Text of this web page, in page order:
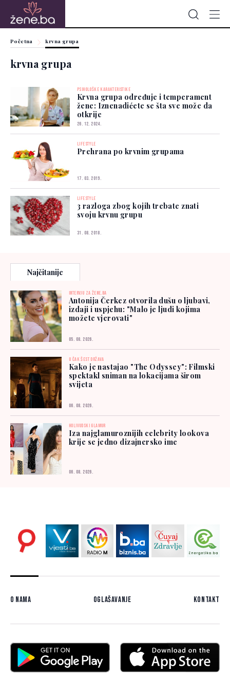
Početna krvna grupa
krvna grupa
PSIHOLOŠKE KARAKTERISTIKE
Krvna grupa određuje i temperament
žene: Iznenadićete se šta sve može da
otkrije
26. 12. 2024.
LIFESTYLE
Prehrana po krvnim grupama
17. 03. 2019.
LIFESTYLE
3 razloga zbog kojih trebate znati
svoju krvnu grupu
31. 08. 2018.
Najčitanije
INTERVJU ZA ŽENE.BA
Antonija Čerkez otvorila dušu o ljubavi,
izdaji i uspjehu: "Malo je ljudi kojima
možete vjerovati"
05. 08. 2026.
U ČAK ŠEST DRŽAVA
Kako je nastajao "The Odyssey": Filmski
spektakl sniman na lokacijama širom
svijeta
06. 08. 2026.
HOLIVUDSKI GLAMUR
Iza najglamuroznijih celebrity lookova
krije se jedno dizajnersko ime
06. 08. 2026.
O nama Oglašavanje Kontakt